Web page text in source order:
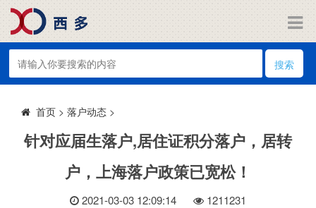
搜索
首页 > 落户动态 >
针对应届生落户,居住证积分落户，居转
户，上海落户政策已宽松！
2021-03-03 12:09:14 1211231